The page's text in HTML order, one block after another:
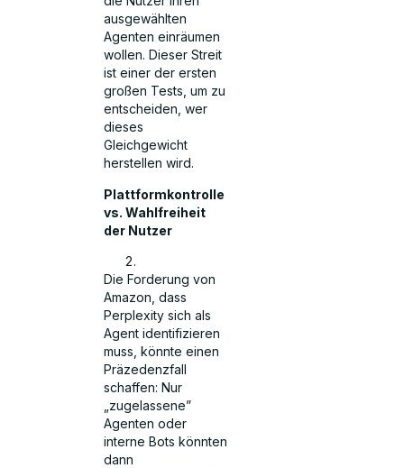
ausgewählten
Agenten einräumen
wollen. Dieser Streit
ist einer der ersten
großen Tests, um zu
entscheiden, wer
dieses
Gleichgewicht
herstellen wird.
Plattformkontrolle
vs. Wahlfreiheit
der Nutzer
Die Forderung von
Amazon, dass
Perplexity sich als
Agent identifizieren
muss, könnte einen
Präzedenzfall
schaffen: Nur
„zugelassene”
Agenten oder
interne Bots könnten
dann